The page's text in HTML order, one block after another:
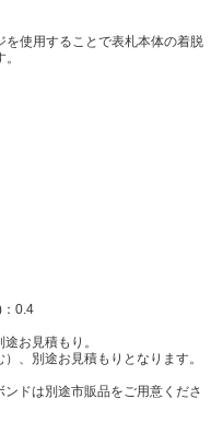
使用することで表札本体の着脱
0.4
お見積もり。
、別途お見積もりとなります。
ドは別途市販品をご用意くださ